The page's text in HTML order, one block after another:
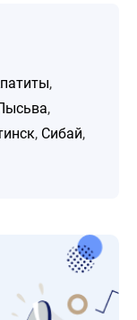
,
,
, Сибай,